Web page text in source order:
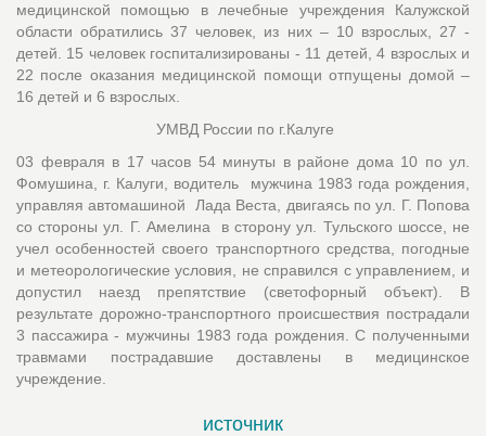
медицинской помощью в лечебные учреждения Калужской
области обратились 37 человек, из них – 10 взрослых, 27 -
детей. 15 человек госпитализированы - 11 детей, 4 взрослых и
22 после оказания медицинской помощи отпущены домой –
16 детей и 6 взрослых.
УМВД России по г.Калуге
03 февраля в 17 часов 54 минуты в районе дома 10 по ул.
Фомушина, г. Калуги, водитель мужчина 1983 года рождения,
управляя автомашиной Лада Веста, двигаясь по ул. Г. Попова
со стороны ул. Г. Амелина в сторону ул. Тульского шоссе, не
учел особенностей своего транспортного средства, погодные
и метеорологические условия, не справился с управлением, и
допустил наезд препятствие (светофорный объект). В
результате дорожно-транспортного происшествия пострадали
3 пассажира - мужчины 1983 года рождения. С полученными
травмами пострадавшие доставлены в медицинское
учреждение.
источник